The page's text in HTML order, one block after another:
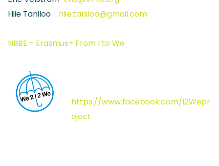
Hiie Taniloo hiie.taniloo@gmail.com
NBBE - Erasmus+ From I to We
https://www.facebook.com/I2Wepr
oject